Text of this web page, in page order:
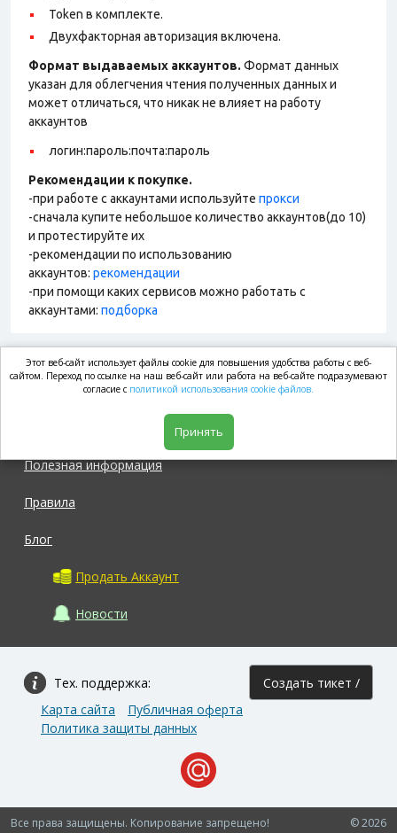
Token в комплекте.
Двухфакторная авторизация включена.
Формат выдаваемых аккаунтов. Формат данных
указан для облегчения чтения полученных данных и
может отличаться, что никак не влияет на работу
аккаунтов
логин:пароль:почта:пароль
Рекомендации к покупке.
-при работе с аккаунтами используйте прокси
-сначала купите небольшое количество аккаунтов(до 10)
и протестируйте их
-рекомендации по использованию
аккаунтов: рекомендации
-при помощи каких сервисов можно работать с
аккаунтами: подборка
market.com
Полезная информация
Правила
Блог
Продать Аккаунт
Новости
Тех. поддержка: Создать тикет /
Карта сайта
Публичная оферта
Политика защиты данных
© 2026
Все права защищены. Копирование запрещено!
Этот веб-сайт использует файлы cookie для повышения удобства работы с веб-
сайтом. Переход по ссылке на наш веб-сайт или работа на веб-сайте подразумевают
согласие с политикой использования cookie файлов.
Принять